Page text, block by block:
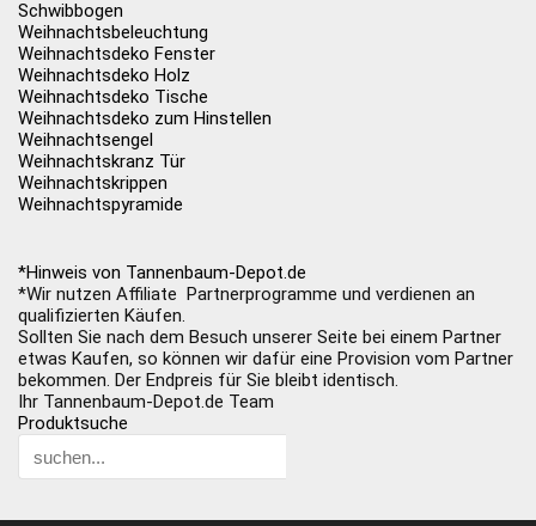
Schwibbogen
Weihnachtsbeleuchtung
Weihnachtsdeko Fenster
Weihnachtsdeko Holz
Weihnachtsdeko Tische
Weihnachtsdeko zum Hinstellen
Weihnachtsengel
Weihnachtskranz Tür
Weihnachtskrippen
Weihnachtspyramide
*Hinweis von Tannenbaum-Depot.de
*Wir nutzen Affiliate Partnerprogramme und verdienen an
qualifizierten Käufen.
Sollten Sie nach dem Besuch unserer Seite bei einem Partner
etwas Kaufen, so können wir dafür eine Provision vom Partner
bekommen. Der Endpreis für Sie bleibt identisch.
Ihr Tannenbaum-Depot.de Team
Produktsuche